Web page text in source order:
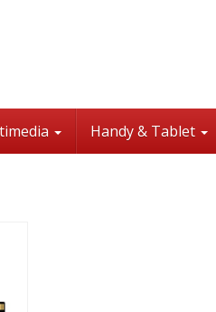
Handy & Tablet